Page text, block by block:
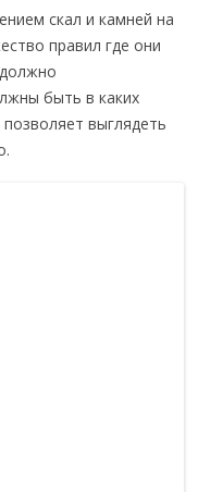
скал и камней на
правил где они
быть в каких
выглядеть